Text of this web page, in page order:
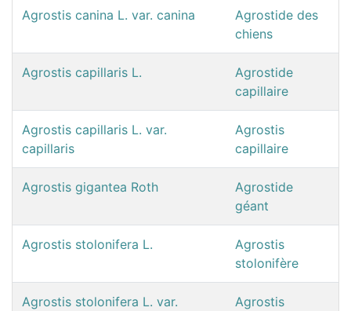
Agrostis canina L. var. canina
Agrostide des
chiens
Agrostis capillaris L.
Agrostide
capillaire
Agrostis capillaris L. var.
capillaris
Agrostis
capillaire
Agrostis gigantea Roth
Agrostide
géant
Agrostis stolonifera L.
Agrostis
stolonifère
Agrostis stolonifera L. var.
Agrostis